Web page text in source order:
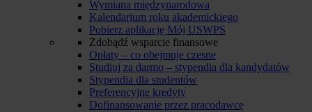
Wymiana międzynarodowa
Kalendarium roku akademickiego
Pobierz aplikację Mój USWPS
Zdobądź wsparcie finansowe
Opłaty – co obejmuje czesne
Studiuj za darmo – stypendia dla kandydatów
Stypendia dla studentów
Preferencyjne kredyty
Dofinansowanie przez pracodawcę